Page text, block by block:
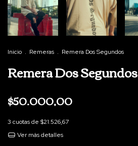
Inicio . Remeras . Remera Dos Segundos
Remera Dos Segundos
$50.000,00
3 cuotas de $21.526,67
Ver más detalles